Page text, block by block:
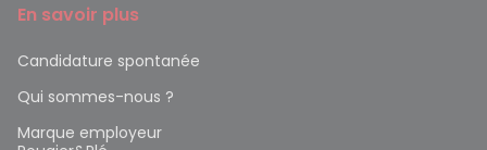
En savoir plus
Candidature spontanée
Qui sommes-nous ?
Marque employeur